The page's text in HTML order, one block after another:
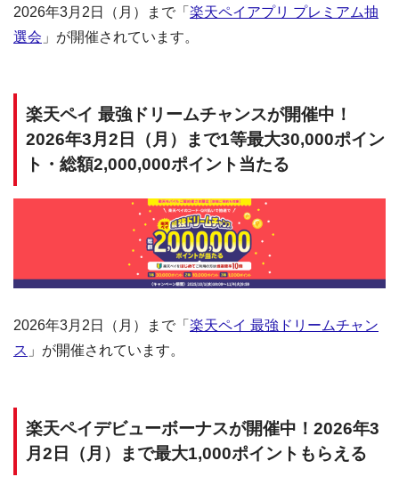
2026年3月2日（月）まで「 楽天ペイアプリ プレミアム抽
選会 」が開催されています。
楽天ペイ 最強ドリームチャンスが開催中！
2026年3月2日（月）まで1等最大30,000ポイン
ト・総額2,000,000ポイント当たる
2026年3月2日（月）まで「 楽天ペイ 最強ドリームチャン
ス 」が開催されています。
楽天ペイデビューボーナスが開催中！2026年3
月2日（月）まで最大1,000ポイントもらえる